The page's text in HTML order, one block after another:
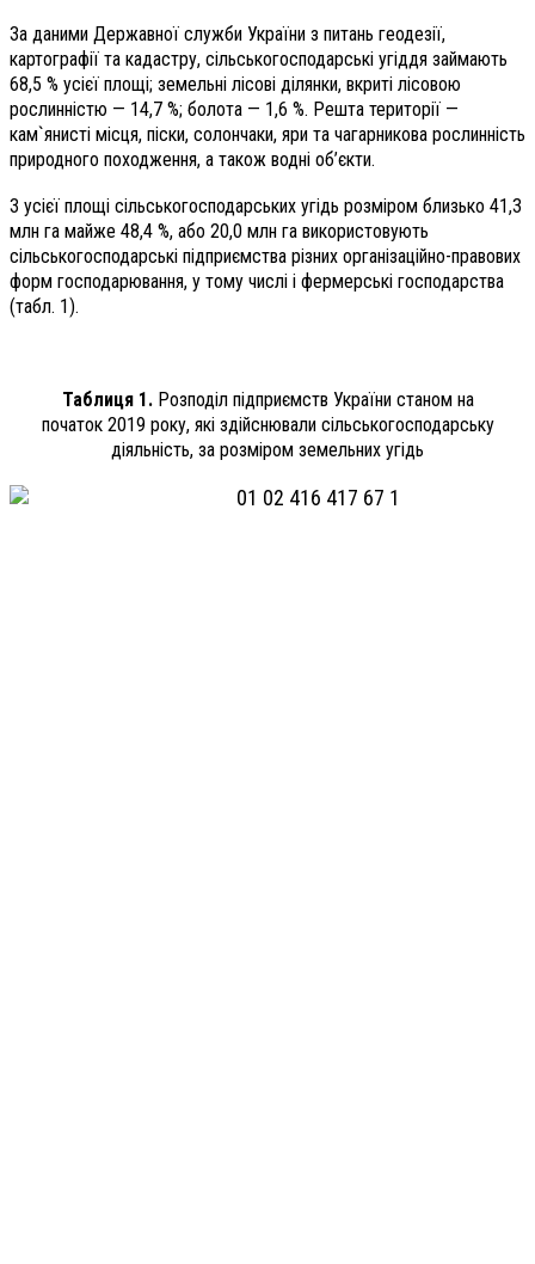
За даними Державної служби України з питань геодезії,
картографії та кадастру, сільськогосподарські угіддя займають
68,5 % усієї площі; земельні лісові ділянки, вкриті лісовою
рослинністю — 14,7 %; болота — 1,6 %. Решта території —
кам`янисті місця, піски, солончаки, яри та чагарникова рослинність
природного походження, а також водні об’єкти.
З усієї площі сільськогосподарських угідь розміром близько 41,3
млн га майже 48,4 %, або 20,0 млн га використовують
сільськогосподарські підприємства різних організаційно-правових
форм господарювання, у тому числі і фермерські господарства
(табл. 1).
Таблиця 1.Розподіл підприємств України станом на
початок 2019 року, які здійснювали сільськогосподарську
діяльність, за розміром земельних угідь